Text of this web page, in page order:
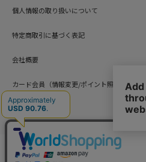
個人情報の取り扱いについて
特定商取引に基づく表記
会社概要
カード会員（情報変更/ポイント照会）
お問い合わせ